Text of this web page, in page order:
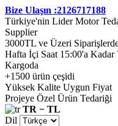
Bize Ulaşın :2126717188
Türkiye'nin Lider Motor
Supplier
3000TL ve Üzeri
Hafta İçi Saat 15:00'a Kadar
Kargoda
+1500 ürün çeşidi
Yüksek Kalite Uygun Fiyat
Projeye Özel Ürün Tedariği
TR − TL
Dil